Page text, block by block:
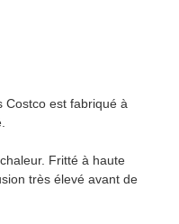
Costco est fabriqué à
Fritté à haute
très élevé avant de